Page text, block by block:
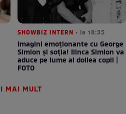
SHOWBIZ INTERN • la 18:35
Imagini emoționante cu George
Simion și soția! Ilinca Simion va
aduce pe lume al doilea copil |
FOTO
MAI MULT